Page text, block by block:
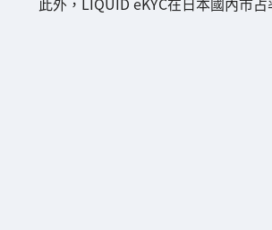
此外，LIQUID eKYC在日本國內市